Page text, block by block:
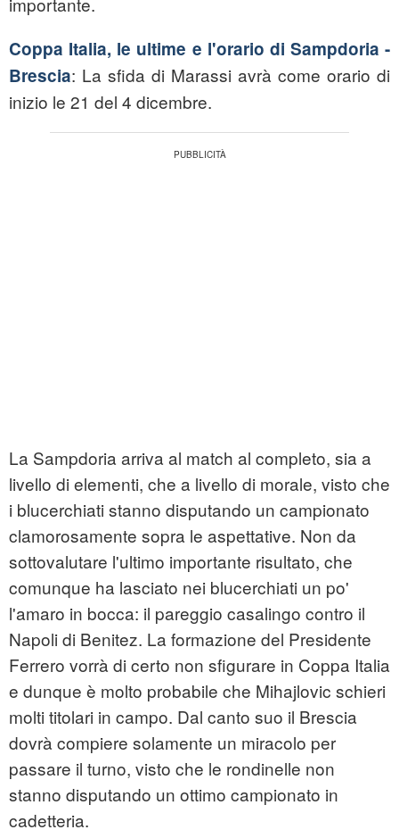
Coppa Italia, le ultime e l'orario di Sampdoria -
Brescia: La sfida di Marassi avrà come orario di
inizio le 21 del 4 dicembre.
La Sampdoria arriva al match al completo, sia a
livello di elementi, che a livello di morale, visto che
i blucerchiati stanno disputando un campionato
clamorosamente sopra le aspettative. Non da
sottovalutare l'ultimo importante risultato, che
comunque ha lasciato nei blucerchiati un po'
l'amaro in bocca: il pareggio casalingo contro il
Napoli di Benitez. La formazione del Presidente
Ferrero vorrà di certo non sfigurare in Coppa Italia
e dunque è molto probabile che Mihajlovic schieri
molti titolari in campo. Dal canto suo il Brescia
dovrà compiere solamente un miracolo per
passare il turno, visto che le rondinelle non
stanno disputando un ottimo campionato in
cadetteria.